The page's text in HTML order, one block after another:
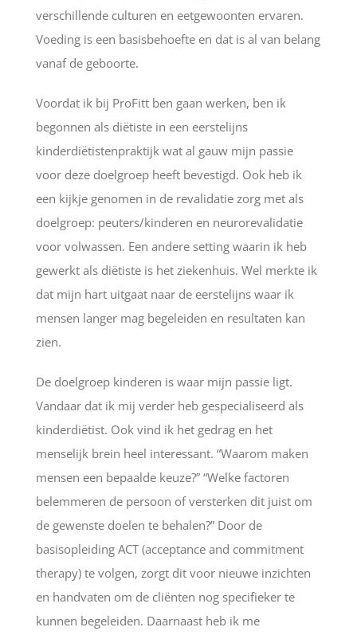
verschillende culturen en eetgewoonten ervaren.
Voeding is een basisbehoefte en dat is al van belang
vanaf de geboorte.
Voordat ik bij ProFitt ben gaan werken, ben ik
begonnen als diëtiste in een eerstelijns
kinderdiëtistenpraktijk wat al gauw mijn passie
voor deze doelgroep heeft bevestigd. Ook heb ik
een kijkje genomen in de revalidatie zorg met als
doelgroep: peuters/kinderen en neurorevalidatie
voor volwassen. Een andere setting waarin ik heb
gewerkt als diëtiste is het ziekenhuis. Wel merkte ik
dat mijn hart uitgaat naar de eerstelijns waar ik
mensen langer mag begeleiden en resultaten kan
zien.
De doelgroep kinderen is waar mijn passie ligt.
Vandaar dat ik mij verder heb gespecialiseerd als
kinderdiëtist. Ook vind ik het gedrag en het
menselijk brein heel interessant. “Waarom maken
mensen een bepaalde keuze?” “Welke factoren
belemmeren de persoon of versterken dit juist om
de gewenste doelen te behalen?” Door de
basisopleiding ACT (acceptance and commitment
therapy) te volgen, zorgt dit voor nieuwe inzichten
en handvaten om de cliënten nog specifieker te
kunnen begeleiden. Daarnaast heb ik me